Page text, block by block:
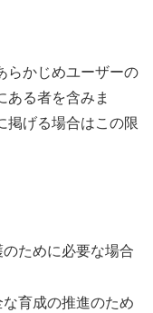
らかじめユーザーの
ある者を含みま
掲げる場合はこの限
ために必要な場合
育成の推進のため